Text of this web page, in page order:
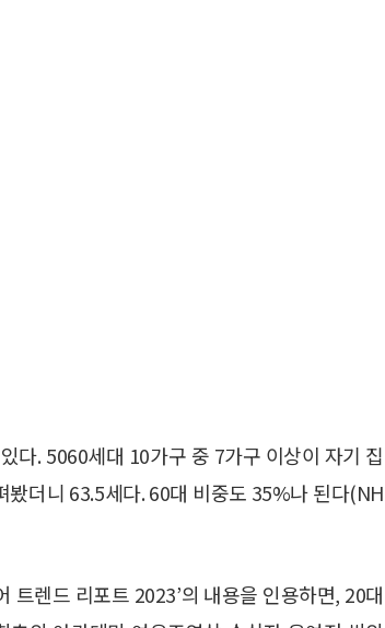
다. 5060세대 10가구 중 7가구 이상이 자기 집
더니 63.5세다. 60대 비중도 35%나 된다(NH
트렌드 리포트 2023’의 내용을 인용하면, 20대